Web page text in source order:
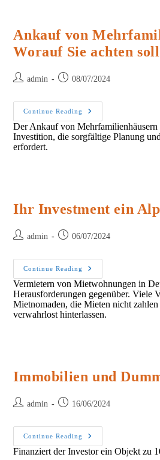
Ankauf von
Worauf Sie achten
Postadmin
Post08/07/2024
Continue Reading
Ankauf
Von
Worauf
Der Ankauf von Mehrfamilienhäusern
Investition, die sorgfältige Planung
erfordert.
Ihr Investment ein
Postadmin
Post06/07/2024
Continue Reading
Ihr
Investment
Ein
Alptaum?
Vermietern von Mietwohnungen in
Herausforderungen gegenüber. Viele
Mietnomaden, die Mieten nicht
verwahrlost hinterlassen.
Immobilien und
Postadmin
Post 16/06/2024
Continue Reading
Immobilien
Und
Dummheit
Finanziert der Investor ein Objekt zu